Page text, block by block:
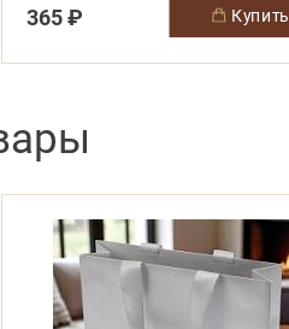
365 ₽
купить